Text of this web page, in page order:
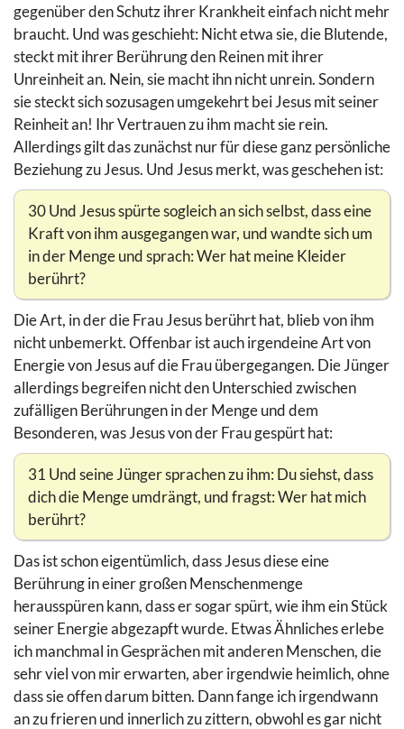
gegenüber den Schutz ihrer Krankheit einfach nicht mehr
braucht. Und was geschieht: Nicht etwa sie, die Blutende,
steckt mit ihrer Berührung den Reinen mit ihrer
Unreinheit an. Nein, sie macht ihn nicht unrein. Sondern
sie steckt sich sozusagen umgekehrt bei Jesus mit seiner
Reinheit an! Ihr Vertrauen zu ihm macht sie rein.
Allerdings gilt das zunächst nur für diese ganz persönliche
Beziehung zu Jesus. Und Jesus merkt, was geschehen ist:
30 Und Jesus spürte sogleich an sich selbst, dass eine
Kraft von ihm ausgegangen war, und wandte sich um
in der Menge und sprach: Wer hat meine Kleider
berührt?
Die Art, in der die Frau Jesus berührt hat, blieb von ihm
nicht unbemerkt. Offenbar ist auch irgendeine Art von
Energie von Jesus auf die Frau übergegangen. Die Jünger
allerdings begreifen nicht den Unterschied zwischen
zufälligen Berührungen in der Menge und dem
Besonderen, was Jesus von der Frau gespürt hat:
31 Und seine Jünger sprachen zu ihm: Du siehst, dass
dich die Menge umdrängt, und fragst: Wer hat mich
berührt?
Das ist schon eigentümlich, dass Jesus diese eine
Berührung in einer großen Menschenmenge
herausspüren kann, dass er sogar spürt, wie ihm ein Stück
seiner Energie abgezapft wurde. Etwas Ähnliches erlebe
ich manchmal in Gesprächen mit anderen Menschen, die
sehr viel von mir erwarten, aber irgendwie heimlich, ohne
dass sie offen darum bitten. Dann fange ich irgendwann
an zu frieren und innerlich zu zittern, obwohl es gar nicht